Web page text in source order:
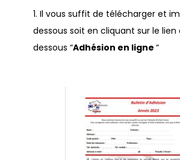
1. Il vous suffit de télécharger et
dessous soit en cliquant sur le lien
dessous “Adhésion en ligne “